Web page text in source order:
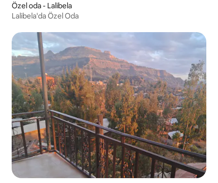
Özel oda - Lalibela
Lalibela'da Özel Oda